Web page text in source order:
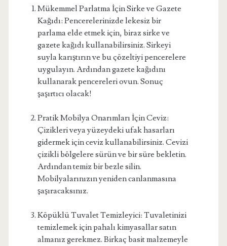
Mükemmel Parlatma İçin Sirke ve Gazete
Kağıdı: Pencerelerinizde lekesiz bir
parlama elde etmek için, biraz sirke ve
gazete kağıdı kullanabilirsiniz. Sirkeyi
suyla karıştırın ve bu çözeltiyi pencerelere
uygulayın. Ardından gazete kağıdını
kullanarak pencereleri ovun. Sonuç
şaşırtıcı olacak!
Pratik Mobilya Onarımları İçin Ceviz:
Çizikleri veya yüzeydeki ufak hasarları
gidermek için ceviz kullanabilirsiniz. Cevizi
çizikli bölgelere sürün ve bir süre bekletin.
Ardından temiz bir bezle silin.
Mobilyalarınızın yeniden canlanmasına
şaşıracaksınız.
Köpüklü Tuvalet Temizleyici: Tuvaletinizi
temizlemek için pahalı kimyasallar satın
almanız gerekmez. Birkaç basit malzemeyle